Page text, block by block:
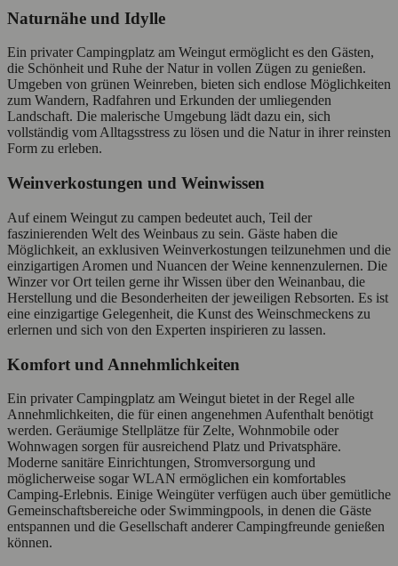
Naturnähe und Idylle
Ein privater Campingplatz am Weingut ermöglicht es den Gästen,
die Schönheit und Ruhe der Natur in vollen Zügen zu genießen.
Umgeben von grünen Weinreben, bieten sich endlose Möglichkeiten
zum Wandern, Radfahren und Erkunden der umliegenden
Landschaft. Die malerische Umgebung lädt dazu ein, sich
vollständig vom Alltagsstress zu lösen und die Natur in ihrer reinsten
Form zu erleben.
Weinverkostungen und Weinwissen
Auf einem Weingut zu campen bedeutet auch, Teil der
faszinierenden Welt des Weinbaus zu sein. Gäste haben die
Möglichkeit, an exklusiven Weinverkostungen teilzunehmen und die
einzigartigen Aromen und Nuancen der Weine kennenzulernen. Die
Winzer vor Ort teilen gerne ihr Wissen über den Weinanbau, die
Herstellung und die Besonderheiten der jeweiligen Rebsorten. Es ist
eine einzigartige Gelegenheit, die Kunst des Weinschmeckens zu
erlernen und sich von den Experten inspirieren zu lassen.
Komfort und Annehmlichkeiten
Ein privater Campingplatz am Weingut bietet in der Regel alle
Annehmlichkeiten, die für einen angenehmen Aufenthalt benötigt
werden. Geräumige Stellplätze für Zelte, Wohnmobile oder
Wohnwagen sorgen für ausreichend Platz und Privatsphäre.
Moderne sanitäre Einrichtungen, Stromversorgung und
möglicherweise sogar WLAN ermöglichen ein komfortables
Camping-Erlebnis. Einige Weingüter verfügen auch über gemütliche
Gemeinschaftsbereiche oder Swimmingpools, in denen die Gäste
entspannen und die Gesellschaft anderer Campingfreunde genießen
können.